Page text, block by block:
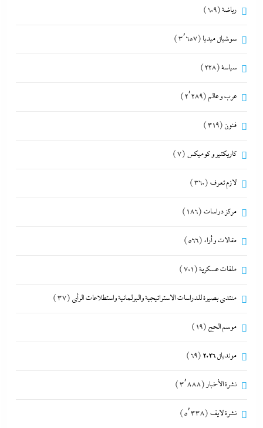
رياضة(609)
سوشيال ميديا (3٬657)
سياسة(228)
عرب و عالم (2٬289)
فنون (319)
كاريكتير و كوميكس (7)
لازم تعرف (360)
مركز دراسات (186)
مقالات و أراء (566)
ملفات عسكرية(701)
منتدى بصيرة للدراسات الاستراتيجية والبرلمانية واستطلاعات الرأى (37)
موسم الحج (19)
مونديال 2026 (69)
نشرة الأخبار (3٬888)
نشرة لايف (5٬338)